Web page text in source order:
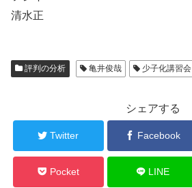
清水正
評判の分析 亀井俊哉 少子化講習会
シェアする
Twitter Facebook
Pocket LINE